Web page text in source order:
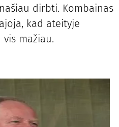
dirbti. Kombainas
kad ateityje
mažiau.